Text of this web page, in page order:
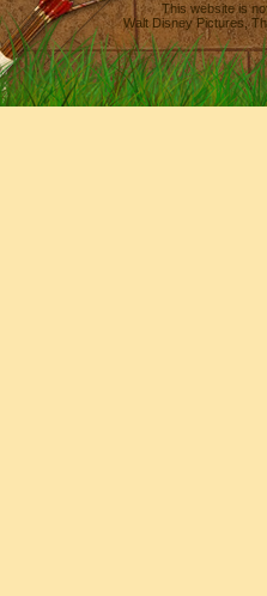
This website is
Walt Disney Pictures,